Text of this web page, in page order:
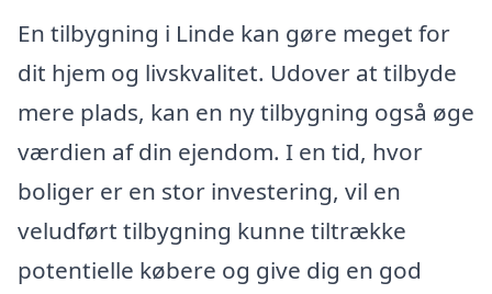
En tilbygning i Linde kan gøre meget for
dit hjem og livskvalitet. Udover at tilbyde
mere plads, kan en ny tilbygning også øge
værdien af din ejendom. I en tid, hvor
boliger er en stor investering, vil en
veludført tilbygning kunne tiltrække
potentielle købere og give dig en god